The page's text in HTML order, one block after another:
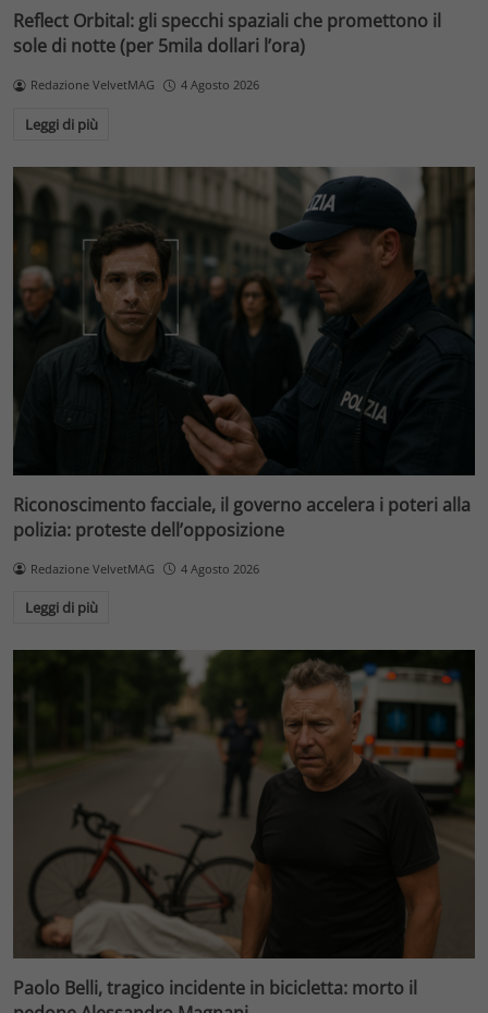
Reflect Orbital: gli specchi spaziali che promettono il
sole di notte (per 5mila dollari l’ora)
Redazione VelvetMAG 4 Agosto 2026
Leggi di più
Riconoscimento facciale, il governo accelera i poteri alla
polizia: proteste dell’opposizione
Redazione VelvetMAG 4 Agosto 2026
Leggi di più
Paolo Belli, tragico incidente in bicicletta: morto il